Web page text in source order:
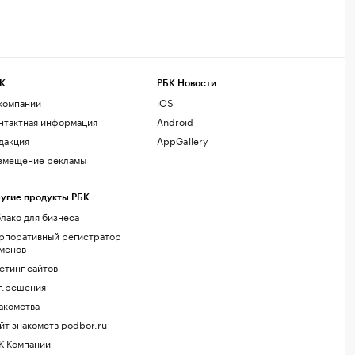
информация
рекламы
продукты РБК
для бизнеса
регистратор
сайтов
знакомств podbor.ru
Компании
РБК Новости
iOS
Android
AppGallery